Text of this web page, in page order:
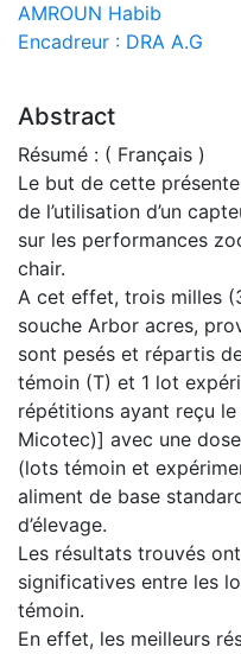
AMROUN Habib
Encadreur : DRA A.G
Abstract
Résumé : ( Français )
Le but de cette
de l’utilisation d’un
sur les performances
chair.
A cet effet, trois milles
souche Arbor acres,
sont pesés et répartis
témoin (T) et 1 lot
répétitions ayant reçu
Micotec)] avec une
(lots témoin et
aliment de base
d’élevage.
Les résultats trouvés
significatives entre les
témoin.
En effet, les meilleurs